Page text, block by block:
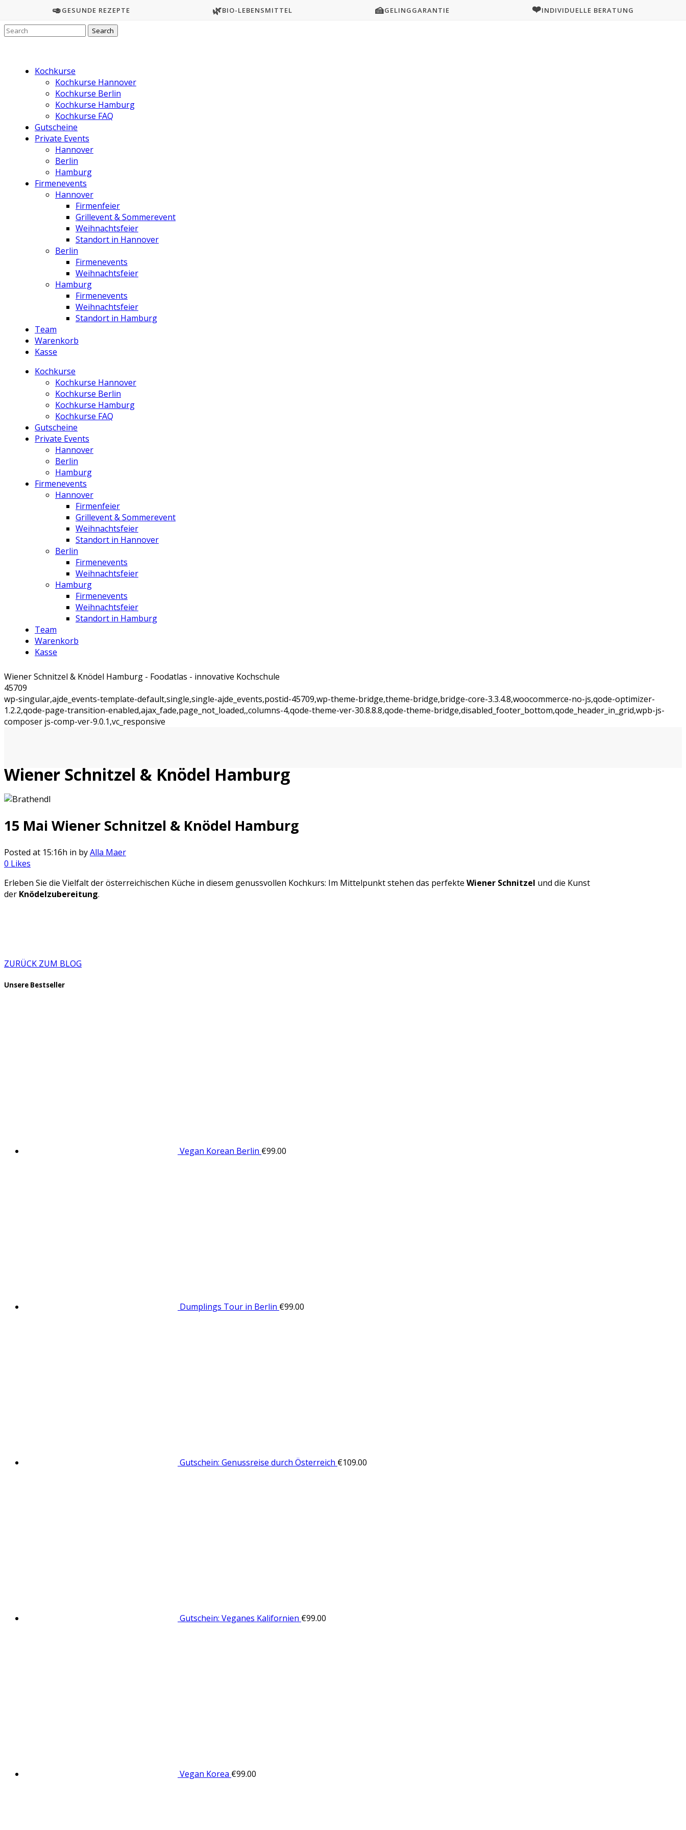
🥑GESUNDE REZEPTE 🌿BIO-LEBENSMITTEL 🍰GELINGGARANTIE ❤️INDIVIDUELLE BERATUNG
Kochkurse
Kochkurse Hannover
Kochkurse Berlin
Kochkurse Hamburg
Kochkurse FAQ
Gutscheine
Private Events
Hannover
Berlin
Hamburg
Firmenevents
Hannover
Firmenfeier
Grillevent & Sommerevent
Weihnachtsfeier
Standort in Hannover
Berlin
Firmenevents
Weihnachtsfeier
Hamburg
Firmenevents
Weihnachtsfeier
Standort in Hamburg
Team
Warenkorb
Kasse
Kochkurse
Kochkurse Hannover
Kochkurse Berlin
Kochkurse Hamburg
Kochkurse FAQ
Gutscheine
Private Events
Hannover
Berlin
Hamburg
Firmenevents
Hannover
Firmenfeier
Grillevent & Sommerevent
Weihnachtsfeier
Standort in Hannover
Berlin
Firmenevents
Weihnachtsfeier
Hamburg
Firmenevents
Weihnachtsfeier
Standort in Hamburg
Team
Warenkorb
Kasse
Wiener Schnitzel & Knödel Hamburg - Foodatlas - innovative Kochschule
45709
wp-singular,ajde_events-template-default,single,single-ajde_events,postid-45709,wp-theme-bridge,theme-bridge,bridge-core-3.3.4.8,woocommerce-no-js,qode-optimizer-
1.2.2,qode-page-transition-enabled,ajax_fade,page_not_loaded,,columns-4,qode-theme-ver-30.8.8.8,qode-theme-bridge,disabled_footer_bottom,qode_header_in_grid,wpb-js-
composer js-comp-ver-9.0.1,vc_responsive
Wiener Schnitzel & Knödel Hamburg
15 Mai Wiener Schnitzel & Knödel Hamburg
Posted at 15:16h in byAlla Maer
0 Likes
Erleben Sie die Vielfalt der österreichischen Küche in diesem genussvollen Kochkurs: Im Mittelpunkt stehen das perfekte Wiener Schnitzel und die Kunst
der Knödelzubereitung.
ZURÜCK ZUM BLOG
Unsere Bestseller
Vegan Korean Berlin €99.00
Dumplings Tour in Berlin €99.00
Gutschein: Genussreise durch Österreich €109.00
Gutschein: Veganes Kalifornien €99.00
Vegan Korea €99.00